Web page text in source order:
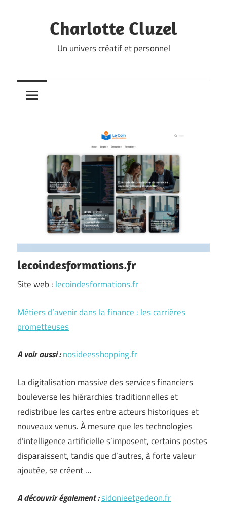
Charlotte Cluzel
Un univers créatif et personnel
lecoindesformations.fr
Site web : lecoindesformations.fr
Métiers d’avenir dans la finance : les carrières
prometteuses
A voir aussi :nosideesshopping.fr
La digitalisation massive des services financiers
bouleverse les hiérarchies traditionnelles et
redistribue les cartes entre acteurs historiques et
nouveaux venus. À mesure que les technologies
d’intelligence artificielle s’imposent, certains postes
disparaissent, tandis que d’autres, à forte valeur
ajoutée, se créent …
A découvrir également :sidonieetgedeon.fr